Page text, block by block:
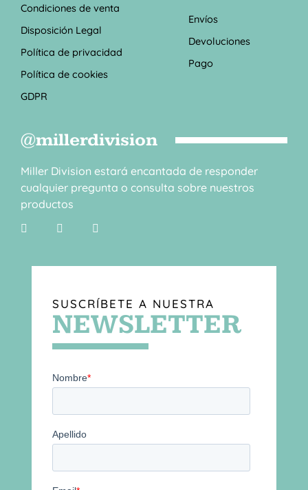
Condiciones de venta
Disposición Legal
Política de privacidad
Política de cookies
GDPR
Envíos
Devoluciones
Pago
@millerdivision
Miller Division estará encantada de responder
cualquier pregunta o consulta sobre nuestros
productos
SUSCRÍBETE A NUESTRA
NEWSLETTER